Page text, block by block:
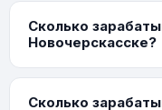
Сколько
Новочерскасске?
Сколько